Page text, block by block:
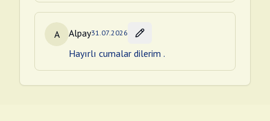
A Alpay31.07.2026
Hayırlı cumalar dilerim .